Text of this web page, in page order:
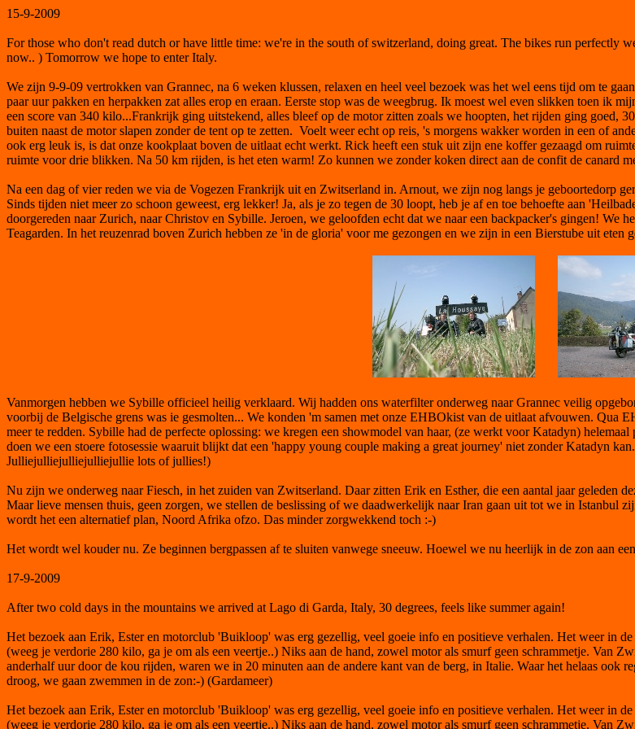
15-9-2009
For those who don't read dutch or have little time: we're in the south of switzerland, doing great. The bikes run perfectly
now.. ) Tomorrow we hope to enter Italy.
We zijn 9-9-09 vertrokken van Grannec, na 6 weken klussen, relaxen en heel veel bezoek was het wel eens tijd om te
paar uur pakken en herpakken zat alles erop en eraan. Eerste stop was de weegbrug. Ik moest wel even slikken toen ik
een score van 340 kilo...Frankrijk ging uitstekend, alles bleef op de motor zitten zoals we hoopten, het rijden ging goed,
buiten naast de motor slapen zonder de tent op te zetten. Voelt weer echt op reis, 's morgens wakker worden in een of
ook erg leuk is, is dat onze kookplaat boven de uitlaat echt werkt. Rick heeft een stuk uit zijn ene koffer gezaagd om
ruimte voor drie blikken. Na 50 km rijden, is het eten warm! Zo kunnen we zonder koken direct aan de confit de canard
Na een dag of vier reden we via de Vogezen Frankrijk uit en Zwitserland in. Arnout, we zijn nog langs je geboortedorp
Sinds tijden niet meer zo schoon geweest, erg lekker! Ja, als je zo tegen de 30 loopt, heb je af en toe behoefte aan
doorgereden naar Zurich, naar Christov en Sybille. Jeroen, we geloofden echt dat we naar een backpacker's gingen! We
Teagarden. In het reuzenrad boven Zurich hebben ze 'in de gloria' voor me gezongen en we zijn in een Bierstube uit eten
Vanmorgen hebben we Sybille officieel heilig verklaard. Wij hadden ons waterfilter onderweg naar Grannec veilig
voorbij de Belgische grens was ie gesmolten... We konden 'm samen met onze EHBOkist van de uitlaat afvouwen. Qua
meer te redden. Sybille had de perfecte oplossing: we kregen een showmodel van haar, (ze werkt voor Katadyn)
doen we een stoere fotosessie waaruit blijkt dat een 'happy young couple making a great journey' niet zonder Katadyn
Julliejulliejulliejulliejullie lots of jullies!)
Nu zijn we onderweg naar Fiesch, in het zuiden van Zwitserland. Daar zitten Erik en Esther, die een aantal jaar geleden
Maar lieve mensen thuis, geen zorgen, we stellen de beslissing of we daadwerkelijk naar Iran gaan uit tot we in Istanbul
wordt het een alternatief plan, Noord Afrika ofzo. Das minder zorgwekkend toch :-)
Het wordt wel kouder nu. Ze beginnen bergpassen af te sluiten vanwege sneeuw. Hoewel we nu heerlijk in de zon aan
17-9-2009
After two cold days in the mountains we arrived at Lago di Garda, Italy, 30 degrees, feels like summer again!
Het bezoek aan Erik, Ester en motorclub 'Buikloop' was erg gezellig, veel goeie info en positieve verhalen. Het weer in
(weeg je verdorie 280 kilo, ga je om als een veertje..) Niks aan de hand, zowel motor als smurf geen schrammetje. Van
anderhalf uur door de kou rijden, waren we in 20 minuten aan de andere kant van de berg, in Italie. Waar het helaas ook
droog, we gaan zwemmen in de zon:-) (Gardameer)
Het bezoek aan Erik, Ester en motorclub 'Buikloop' was erg gezellig, veel goeie info en positieve verhalen. Het weer in
(weeg je verdorie 280 kilo, ga je om als een veertje..) Niks aan de hand, zowel motor als smurf geen schrammetje. Van